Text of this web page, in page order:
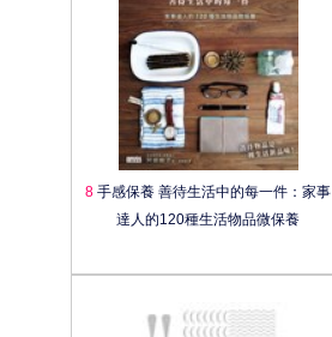
8 手感保養 善待生活中的每一件：家事
達人的120種生活物品微保養